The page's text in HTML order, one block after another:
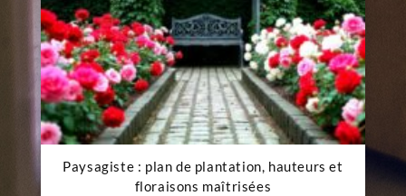
Paysagiste : plan de plantation, hauteurs et
floraisons maîtrisées